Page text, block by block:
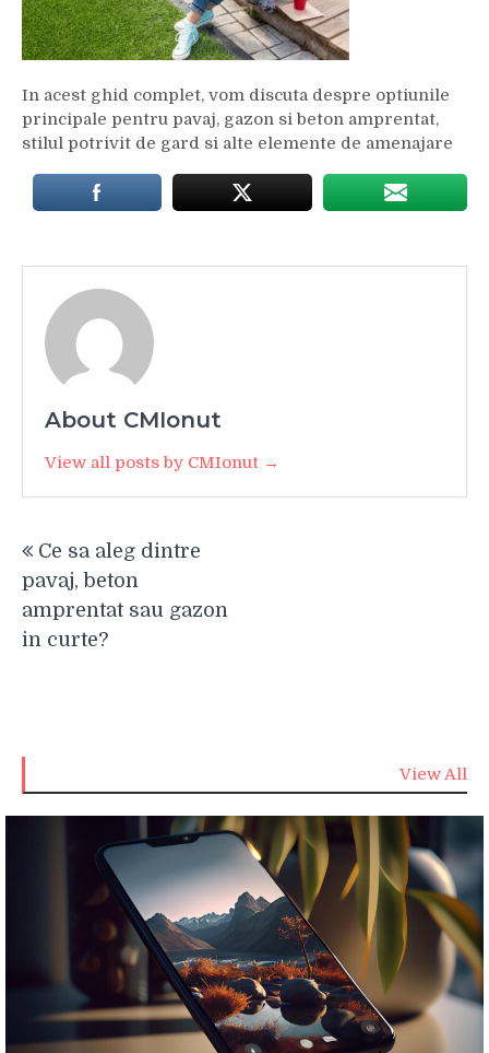
In acest ghid complet, vom discuta despre optiunile
principale pentru pavaj, gazon si beton amprentat,
stilul potrivit de gard si alte elemente de amenajare
About CMIonut
View all posts by CMIonut →
în
articole
Ce sa aleg dintre
pavaj, beton
amprentat sau gazon
in curte?
View All